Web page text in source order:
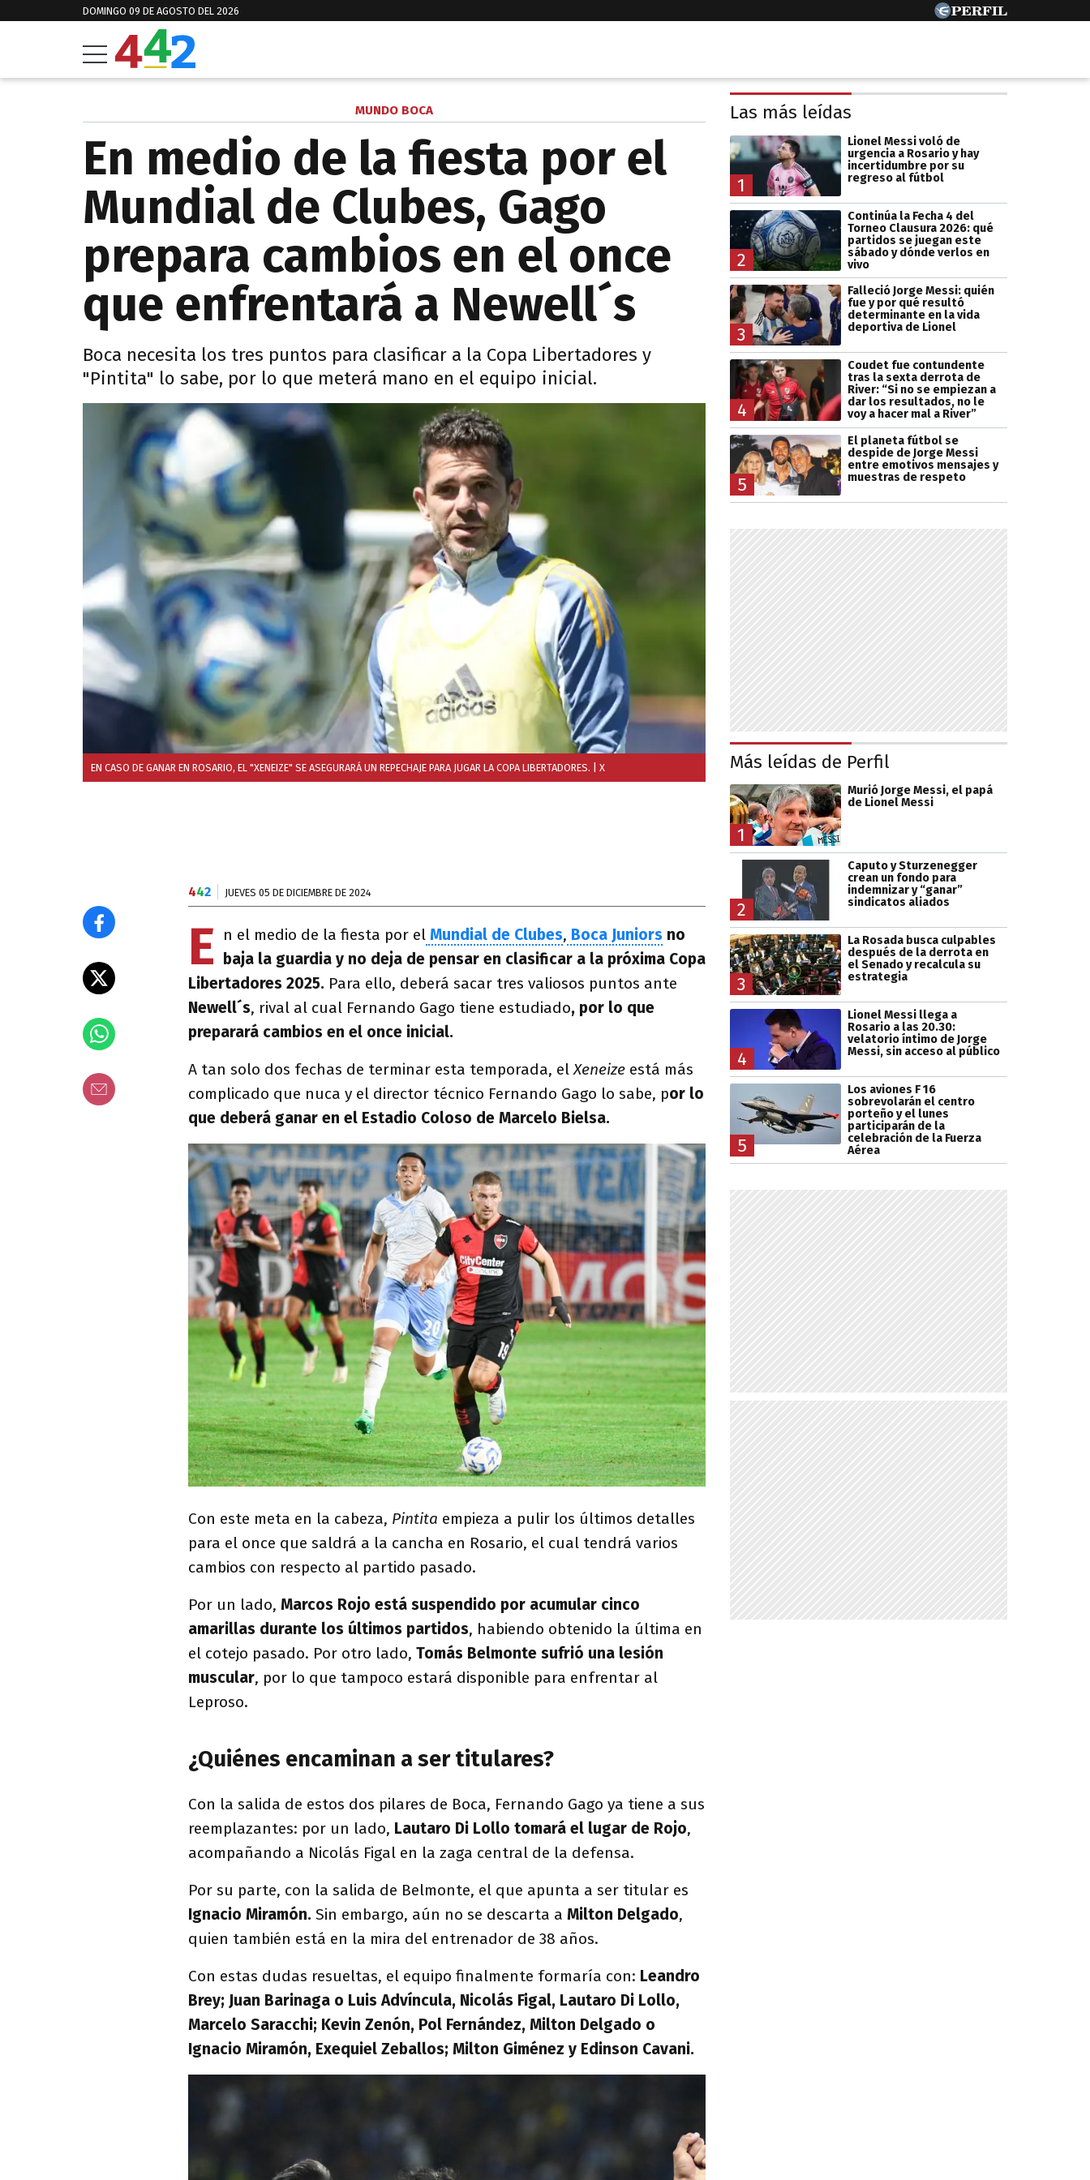
DOMINGO 09 DE AGOSTO DEL 2026
MUNDO BOCA
En medio de la fiesta por el
Mundial de Clubes, Gago
prepara cambios en el once
que enfrentará a Newell´s
Boca necesita los tres puntos para clasificar a la Copa Libertadores y
"Pintita" lo sabe, por lo que meterá mano en el equipo inicial.
EN CASO DE GANAR EN ROSARIO, EL "XENEIZE" SE ASEGURARÁ UN REPECHAJE PARA JUGAR LA COPA LIBERTADORES. | X
442 JUEVES 05 DE DICIEMBRE DE 2024
E n el medio de la fiesta por el Mundial de Clubes, Boca Juniors no
baja la guardia y no deja de pensar en clasificar a la próxima Copa
Libertadores 2025. Para ello, deberá sacar tres valiosos puntos ante
Newell´s, rival al cual Fernando Gago tiene estudiado, por lo que
preparará cambios en el once inicial.
A tan solo dos fechas de terminar esta temporada, elXeneize está más
complicado que nuca y el director técnico Fernando Gago lo sabe, por lo
que deberá ganar en el Estadio Coloso de Marcelo Bielsa.
Con este meta en la cabeza, Pintita empieza a pulir los últimos detalles
para el once que saldrá a la cancha en Rosario, el cual tendrá varios
cambios con respecto al partido pasado.
Por un lado, Marcos Rojo está suspendido por acumular cinco
amarillas durante los últimos partidos, habiendo obtenido la última en
el cotejo pasado. Por otro lado, Tomás Belmonte sufrió una lesión
muscular, por lo que tampoco estará disponible para enfrentar al
Leproso.
¿Quiénes encaminan a ser titulares?
Con la salida de estos dos pilares de Boca, Fernando Gago ya tiene a sus
reemplazantes: por un lado, Lautaro Di Lollo tomará el lugar de Rojo,
acompañando a Nicolás Figal en la zaga central de la defensa.
Por su parte, con la salida de Belmonte, el que apunta a ser titular es
Ignacio Miramón. Sin embargo, aún no se descarta a Milton Delgado,
quien también está en la mira del entrenador de 38 años.
Con estas dudas resueltas, el equipo finalmente formaría con: Leandro
Brey; Juan Barinaga o Luis Advíncula, Nicolás Figal, Lautaro Di Lollo,
Marcelo Saracchi; Kevin Zenón, Pol Fernández, Milton Delgado o
Ignacio Miramón, Exequiel Zeballos; Milton Giménez y Edinson Cavani.
Las más leídas
1
Lionel Messi voló de
urgencia a Rosario y hay
incertidumbre por su
regreso al fútbol
2
Continúa la Fecha 4 del
Torneo Clausura 2026: qué
partidos se juegan este
sábado y dónde verlos en
vivo
3
Falleció Jorge Messi: quién
fue y por qué resultó
determinante en la vida
deportiva de Lionel
4
Coudet fue contundente
tras la sexta derrota de
River: “Si no se empiezan a
dar los resultados, no le
voy a hacer mal a River”
5
El planeta fútbol se
despide de Jorge Messi
entre emotivos mensajes y
muestras de respeto
Más leídas de Perfil
1
Murió Jorge Messi, el papá
de Lionel Messi
2
Caputo y Sturzenegger
crean un fondo para
indemnizar y “ganar”
sindicatos aliados
3
La Rosada busca culpables
después de la derrota en
el Senado y recalcula su
estrategia
4
Lionel Messi llega a
Rosario a las 20.30:
velatorio íntimo de Jorge
Messi, sin acceso al público
5
Los aviones F 16
sobrevolarán el centro
porteño y el lunes
participarán de la
celebración de la Fuerza
Aérea